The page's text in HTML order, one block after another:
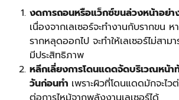
งดการถอนหรือแว็กซ์ขนล่วงหน้าอย่
เนื่องจากเลเซอร์จะทำงานกับรากขน
รากหลุดออกไป จะทำให้เลเซอร์ไม่สาม
มีประสิทธิภาพ
หลีกเลี่ยงการโดนแดดจัดบริเวณหน้
วันก่อนทำ เพราะผิวที่โดนแดดมักจะไ